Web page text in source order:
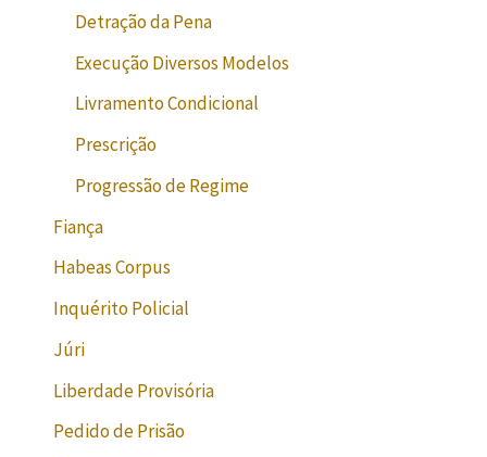
Detração da Pena
Execução Diversos Modelos
Livramento Condicional
Prescrição
Progressão de Regime
Fiança
Habeas Corpus
Inquérito Policial
Júri
Liberdade Provisória
Pedido de Prisão